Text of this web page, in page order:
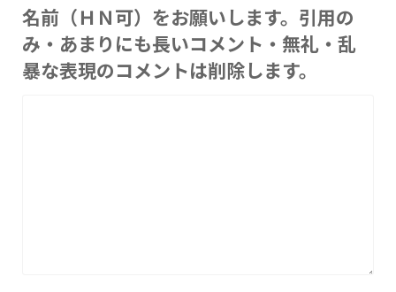
名前（ＨＮ可）をお願いします。引用の
み・あまりにも長いコメント・無礼・乱
暴な表現のコメントは削除します。